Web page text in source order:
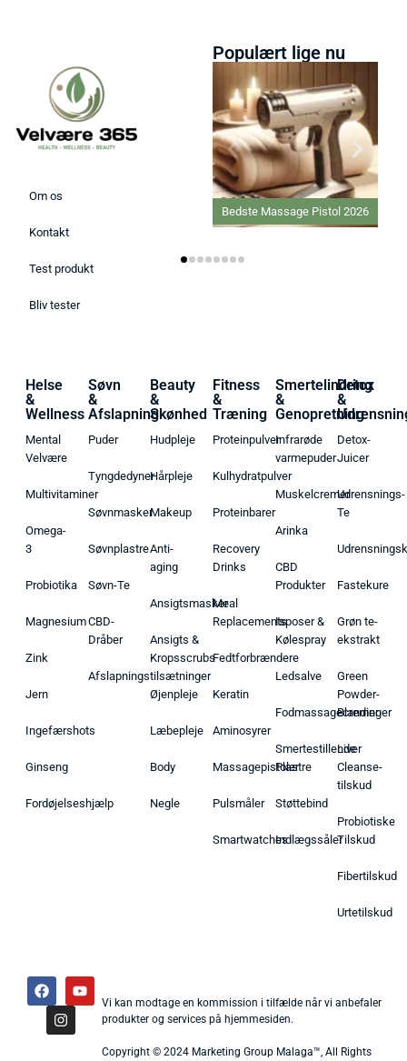
Om os
Kontakt
Test produkt
Bliv tester
Populært lige nu
Bedste Massage Pistol 2026
Helse
&
Wellness
Mental
Velvære
Multivitaminer
Omega-
3
Probiotika
Magnesium
Zink
Jern
Ingefærshots
Ginseng
Fordøjelseshjælp
Søvn
&
Afslapning
Puder
Tyngdedyner
Søvnmasker
Søvnplastre
Søvn-Te
CBD-
Dråber
Afslapningstilsætninger
Beauty
&
Skønhed
Hudpleje
Hårpleje
Makeup
Anti-
aging
Ansigtsmasker
Ansigts &
Kropsscrubs
Øjenpleje
Læbepleje
Body
Negle
Fitness
&
Træning
Proteinpulver
Kulhydratpulver
Proteinbarer
Recovery
Drinks
Meal
Replacements
Fedtforbrændere
Keratin
Aminosyrer
Massagepistoler
Pulsmåler
Smartwatches
Smertelindring
&
Genopretning
Infrarøde
varmepuder
Muskelcremer
Arinka
CBD
Produkter
Isposer &
Kølespray
Ledsalve
Fodmassagecremer
Smertestillende
Plastre
Støttebind
Indlægssåler
Detox
&
Detox-
Juicer
Udrensnings-
Te
Fastekure
Grøn te-
ekstrakt
Green
Powder-
Blandinger
Liver
Cleanse-
tilskud
Probiotiske
Tilskud
Fibertilskud
Urtetilskud
Vi kan modtage en kommission i tilfælde når vi anbefaler
produkter og services på hjemmesiden.
Copyright © 2024 Marketing Group Malaga™, All Rights